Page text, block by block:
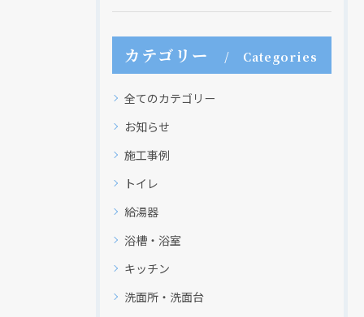
カテゴリー Categories
全てのカテゴリー
お知らせ
施工事例
トイレ
給湯器
浴槽・浴室
キッチン
洗面所・洗面台